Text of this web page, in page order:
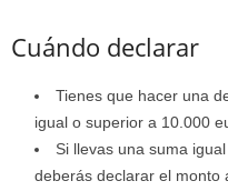
Cuándo declarar
Tienes que hacer una
igual o superior a 10.000
Si llevas una suma
deberás declarar el monto